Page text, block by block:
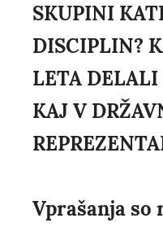
SKUPINI
DISCIPLIN?
LETA
KAJ V
Vprašanja